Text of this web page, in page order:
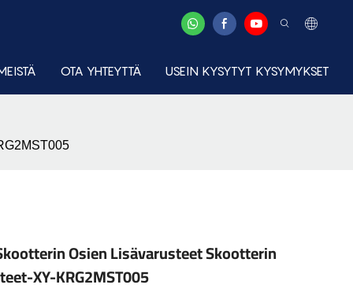
OTA YHTEYTTÄ USEIN KYSYTYT KYSYMYKSET
Osien Lisävarusteet Skootterin
XY-KRG2MST005